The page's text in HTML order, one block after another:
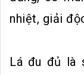
nhiệt, giải
Lá đu đủ là